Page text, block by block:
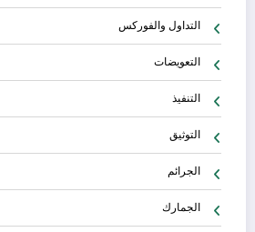
التداول والفوركس
التعويضات
التنفيذ
التوثيق
الجرائم
الجمارك